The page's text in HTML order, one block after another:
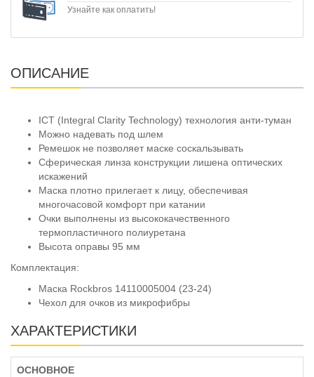
Узнайте как оплатить!
ОПИСАНИЕ
ICT (Integral Clarity Technology) технология анти-туман
Можно надевать под шлем
Ремешок не позволяет маске соскальзывать
Сферическая линза конструкции лишена оптических
искажений
Маска плотно прилегает к лицу, обеспечивая
многочасовой комфорт при катании
Очки выполнены из высококачественного
термопластичного полиуретана
Высота оправы 95 мм
Комплектация:
Маска Rockbros 14110005004 (23-24)
Чехол для очков из микрофибры
ХАРАКТЕРИСТИКИ
ОСНОВНОЕ